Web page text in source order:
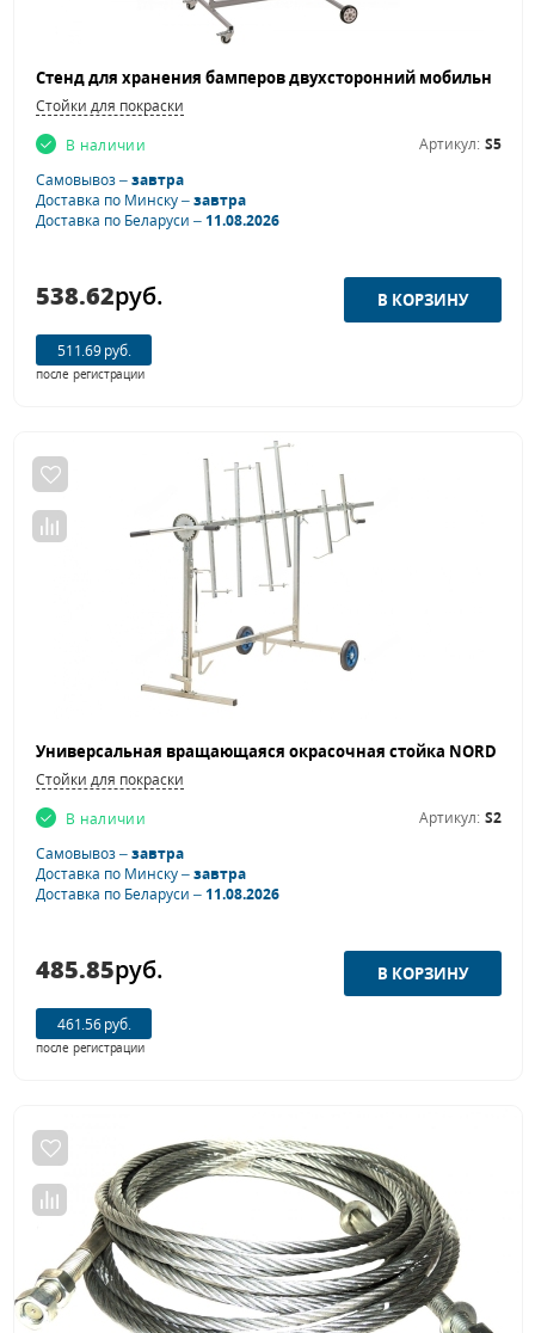
Стойки для покраски
В наличии
Артикул: S5
Самовывоз –завтра
Доставка по Минску –завтра
Доставка по Беларуси –11.08.2026
538.62руб.
511.69 руб.
после регистрации
Стойки для покраски
В наличии
Артикул: S2
Самовывоз –завтра
Доставка по Минску –завтра
Доставка по Беларуси –11.08.2026
485.85руб.
461.56 руб.
после регистрации